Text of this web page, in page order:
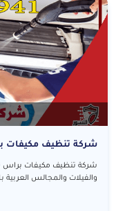
شركة تنظيف مكيفات براس تنورة
شركة تنظيف مكيفات براس
والفيلات والمجالس العربية